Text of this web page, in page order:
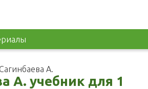
А.
А. учебник для 1